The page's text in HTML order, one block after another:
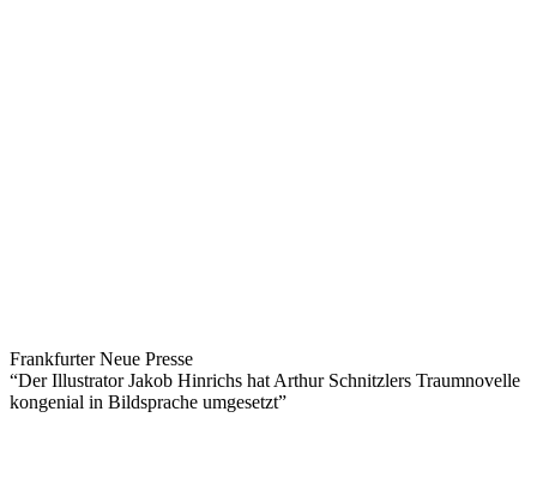
Frankfurter Neue Presse
“Der Illustrator Jakob Hinrichs hat Arthur Schnitzlers Traumnovelle
kongenial in Bildsprache umgesetzt”